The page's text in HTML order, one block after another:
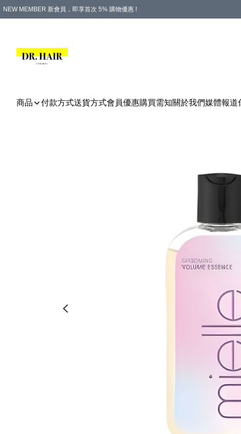
NEW MEMBER 新會員，即享首次 5% 購物優惠 !
商品 付款方式送貨方式會員優惠購買需知關於我們媒體報道